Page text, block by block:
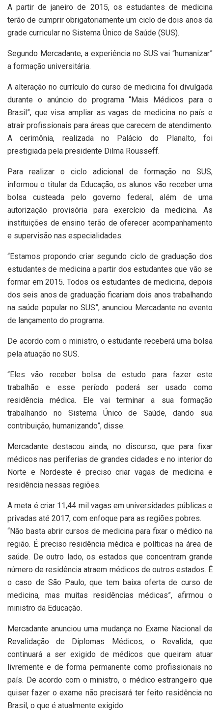
A partir de janeiro de 2015, os estudantes de medicina
terão de cumprir obrigatoriamente um ciclo de dois anos da
grade curricular no Sistema Único de Saúde (SUS).
Segundo Mercadante, a experiência no SUS vai “humanizar”
a formação universitária.
A alteração no currículo do curso de medicina foi divulgada
durante o anúncio do programa “Mais Médicos para o
Brasil”, que visa ampliar as vagas de medicina no país e
atrair profissionais para áreas que carecem de atendimento.
A cerimônia, realizada no Palácio do Planalto, foi
prestigiada pela presidente Dilma Rousseff.
Para realizar o ciclo adicional de formação no SUS,
informou o titular da Educação, os alunos vão receber uma
bolsa custeada pelo governo federal, além de uma
autorização provisória para exercício da medicina. As
instituições de ensino terão de oferecer acompanhamento
e supervisão nas especialidades.
“Estamos propondo criar segundo ciclo de graduação dos
estudantes de medicina a partir dos estudantes que vão se
formar em 2015. Todos os estudantes de medicina, depois
dos seis anos de graduação ficariam dois anos trabalhando
na saúde popular no SUS”, anunciou Mercadante no evento
de lançamento do programa.
De acordo com o ministro, o estudante receberá uma bolsa
pela atuação no SUS.
“Eles vão receber bolsa de estudo para fazer este
trabalhão e esse período poderá ser usado como
residência médica. Ele vai terminar a sua formação
trabalhando no Sistema Único de Saúde, dando sua
contribuição, humanizando”, disse.
Mercadante destacou ainda, no discurso, que para fixar
médicos nas periferias de grandes cidades e no interior do
Norte e Nordeste é preciso criar vagas de medicina e
residência nessas regiões.
A meta é criar 11,44 mil vagas em universidades públicas e
privadas até 2017, com enfoque para as regiões pobres.
“Não basta abrir cursos de medicina para fixar o médico na
região. É preciso residência médica e políticas na área de
saúde. De outro lado, os estados que concentram grande
número de residência atraem médicos de outros estados. É
o caso de São Paulo, que tem baixa oferta de curso de
medicina, mas muitas residências médicas”, afirmou o
ministro da Educação.
Mercadante anunciou uma mudança no Exame Nacional de
Revalidação de Diplomas Médicos, o Revalida, que
continuará a ser exigido de médicos que queiram atuar
livremente e de forma permanente como profissionais no
país. De acordo com o ministro, o médico estrangeiro que
quiser fazer o exame não precisará ter feito residência no
Brasil, o que é atualmente exigido.